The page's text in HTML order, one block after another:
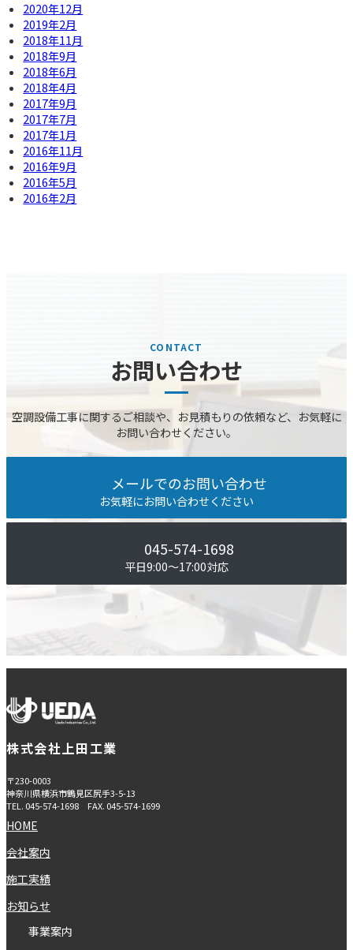
2020年12月
2019年2月
2018年11月
2018年9月
2018年6月
2018年4月
2017年9月
2017年7月
2017年1月
2016年11月
2016年9月
2016年5月
2016年2月
お問い合わせ
空調設備⼯事に関するご相談や、お⾒積もりの依頼など、お気軽に
お問い合わせください。
メールでのお問い合わせ
お気軽にお問い合わせください
045-574-1698
平⽇9:00〜17:00対応
株式会社上田工業
〒230-0003
神奈川県横浜市鶴見区尻手3-5-13
TEL. 045-574-1698 FAX. 045-574-1699
HOME
会社案内
施工実績
お知らせ
事業案内